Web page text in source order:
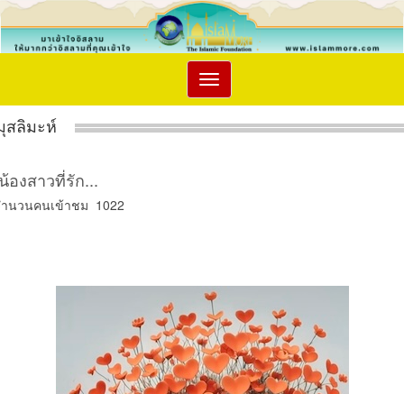
Toggle
navigation
สลิมะห์
องสาวที่รัก...
นวนคนเข้าชม 1022